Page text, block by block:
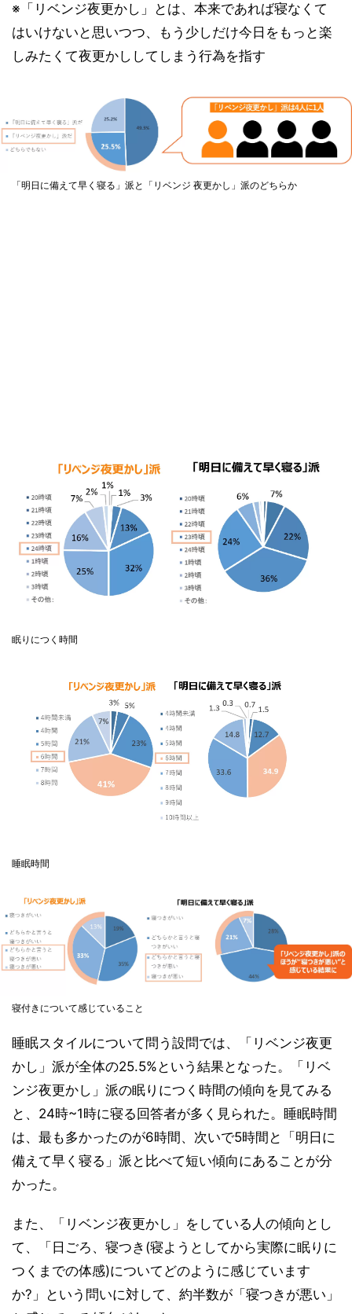
※「リベンジ夜更かし」とは、本来であれば寝なくて
はいけないと思いつつ、もう少しだけ今日をもっと楽
しみたくて夜更かししてしまう行為を指す
「明日に備えて早く寝る」派と「リベンジ 夜更かし」派のどちらか
眠りにつく時間
睡眠時間
寝付きについて感じていること
睡眠スタイルについて問う設問では、「リベンジ夜更
かし」派が全体の25.5%という結果となった。「リベ
ンジ夜更かし」派の眠りにつく時間の傾向を見てみる
と、24時~1時に寝る回答者が多く見られた。睡眠時間
は、最も多かったのが6時間、次いで5時間と「明日に
備えて早く寝る」派と比べて短い傾向にあることが分
かった。
また、「リベンジ夜更かし」をしている人の傾向とし
て、「日ごろ、寝つき(寝ようとしてから実際に眠りに
つくまでの体感)についてどのように感じています
か?」という問いに対して、約半数が「寝つきが悪い」